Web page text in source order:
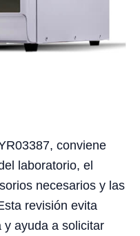
conviene
laboratorio, el
necesarios y las
revisión evita
y ayuda a solicitar